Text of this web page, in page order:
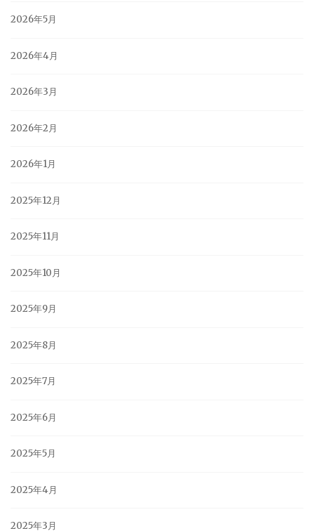
2026年5月
2026年4月
2026年3月
2026年2月
2026年1月
2025年12月
2025年11月
2025年10月
2025年9月
2025年8月
2025年7月
2025年6月
2025年5月
2025年4月
2025年3月